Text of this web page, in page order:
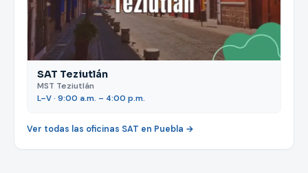
SAT Teziutlán
MST Teziutlán
L–V · 9:00 a.m. – 4:00 p.m.
Ver todas las oficinas SAT en Puebla →